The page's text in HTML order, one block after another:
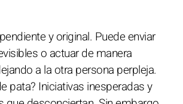
y original. Puede enviar
o actuar de manera
a la otra persona perpleja.
pata? Iniciativas inesperadas y